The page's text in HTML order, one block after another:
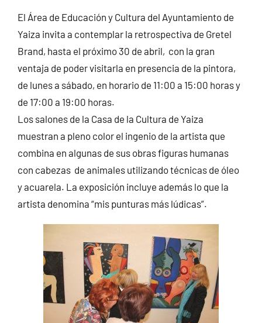
El Área de Educación y Cultura del Ayuntamiento de
Yaiza invita a contemplar la retrospectiva de Gretel
Brand, hasta el próximo 30 de abril, con la gran
ventaja de poder visitarla en presencia de la pintora,
de lunes a sábado, en horario de 11:00 a 15:00 horas y
de 17:00 a 19:00 horas.
Los salones de la Casa de la Cultura de Yaiza
muestran a pleno color el ingenio de la artista que
combina en algunas de sus obras figuras humanas
con cabezas de animales utilizando técnicas de óleo
y acuarela. La exposición incluye además lo que la
artista denomina “mis punturas más lúdicas”.